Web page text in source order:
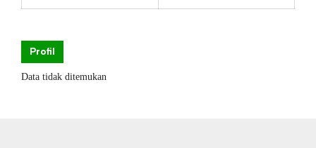
Profil
Data tidak ditemukan